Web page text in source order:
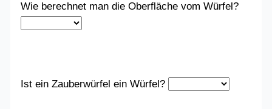
Wie berechnet man die Oberfläche vom Würfel?
Ist ein Zauberwürfel ein Würfel?